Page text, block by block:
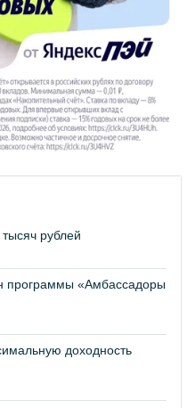
рублей
программы «Амбассадоры
доходность